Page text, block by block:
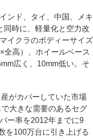
ンド、タイ、中国、メキ
同時に、軽量化と空力改
イクラのボディーサイズ
全高）、ホイールベース
広く、10mm低い。そ
がカバーしていた市場
大きな需要のあるセグ
ー率を2012年までに9
を100万台に引き上げる